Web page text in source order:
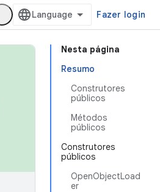
Fazer login
Nesta página
Resumo
Construtores
públicos
Métodos
públicos
Construtores
públicos
OpenObjectLoad
er